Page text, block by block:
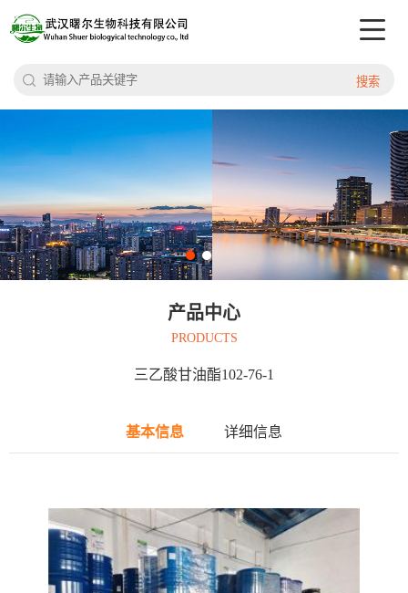
搜索
产品中心
PRODUCTS
三乙酸甘油酯102-76-1
基本信息 详细信息